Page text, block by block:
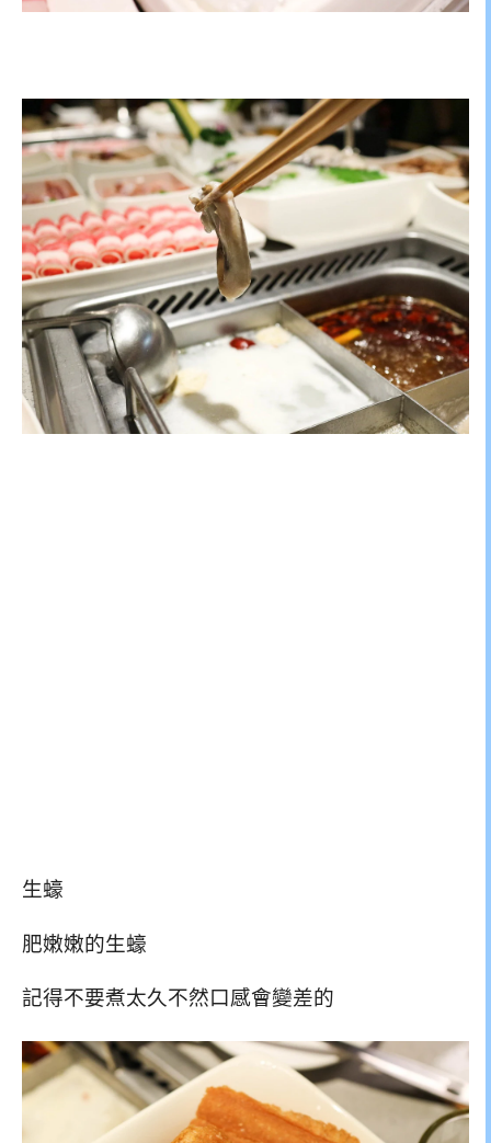
生蠔
肥嫩嫩的生蠔
記得不要煮太久不然口感會變差的